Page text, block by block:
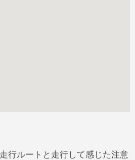
行ルートと走行して感じた注意